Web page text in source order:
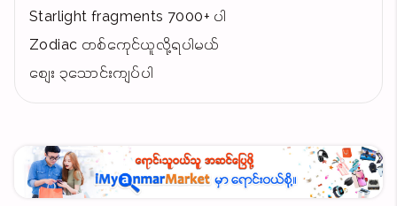
Starlight fragments 7000+ ပါ
Zodiac တစ်ကေုင်ယူလို့ရပါမယ်
စျေး ၃သောင်းကျပ်ပါ